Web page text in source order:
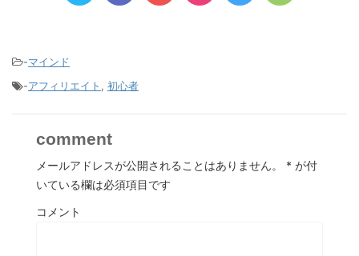
-マインド
-アフィリエイト , 初心者
comment
メールアドレスが公開されることはありません。 * が付
いている欄は必須項目です
コメント